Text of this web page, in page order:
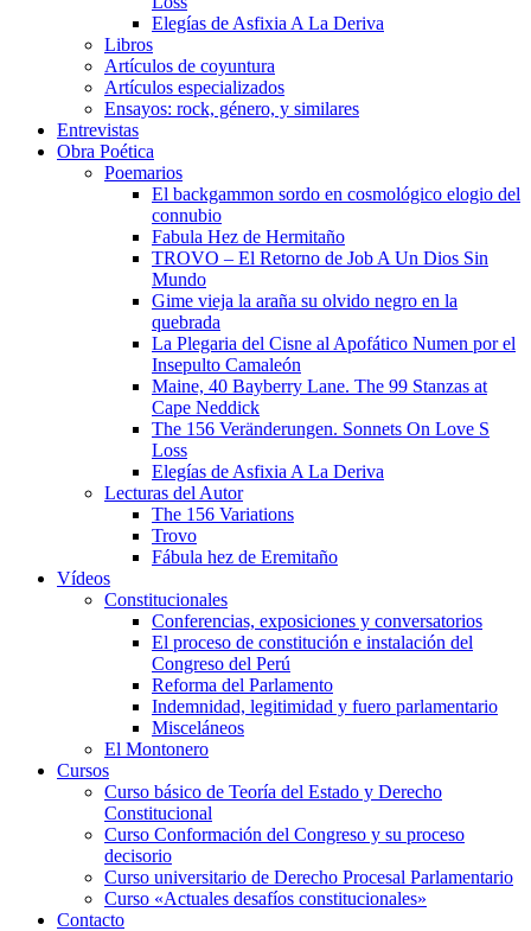
Elegías de Asfixia A La Deriva
Libros
Artículos de coyuntura
Artículos especializados
Ensayos: rock, género, y similares
Entrevistas
Obra Poética
Poemarios
El backgammon sordo en cosmológico elogio del
connubio
Fabula Hez de Hermitaño
TROVO – El Retorno de Job A Un Dios Sin
Mundo
Gime vieja la araña su olvido negro en la
quebrada
La Plegaria del Cisne al Apofático Numen por el
Insepulto Camaleón
Maine, 40 Bayberry Lane. The 99 Stanzas at
Cape Neddick
The 156 Veränderungen. Sonnets On Love S
Loss
Elegías de Asfixia A La Deriva
Lecturas del Autor
The 156 Variations
Trovo
Fábula hez de Eremitaño
Vídeos
Constitucionales
Conferencias, exposiciones y conversatorios
El proceso de constitución e instalación del
Congreso del Perú
Reforma del Parlamento
Indemnidad, legitimidad y fuero parlamentario
Misceláneos
El Montonero
Cursos
Curso básico de Teoría del Estado y Derecho
Constitucional
Curso Conformación del Congreso y su proceso
decisorio
Curso universitario de Derecho Procesal Parlamentario
Curso «Actuales desafíos constitucionales»
Contacto